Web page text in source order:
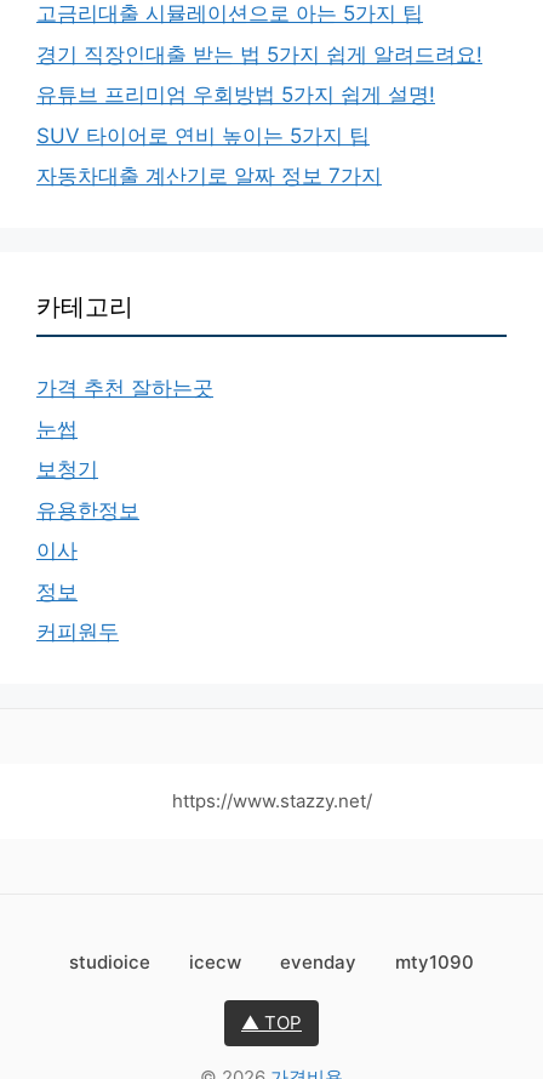
고금리대출 시뮬레이션으로 아는 5가지 팁
경기 직장인대출 받는 법 5가지 쉽게 알려드려요!
유튜브 프리미엄 우회방법 5가지 쉽게 설명!
SUV 타이어로 연비 높이는 5가지 팁
자동차대출 계산기로 알짜 정보 7가지
카테고리
가격 추천 잘하는곳
눈썹
보청기
유용한정보
이사
정보
커피원두
https://www.stazzy.net/
studioice icecw evenday mty1090
▲ TOP